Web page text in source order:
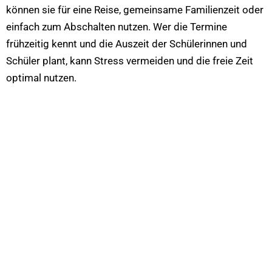
können sie für eine Reise, gemeinsame Familienzeit oder
einfach zum Abschalten nutzen. Wer die Termine
frühzeitig kennt und die Auszeit der Schülerinnen und
Schüler plant, kann Stress vermeiden und die freie Zeit
optimal nutzen.